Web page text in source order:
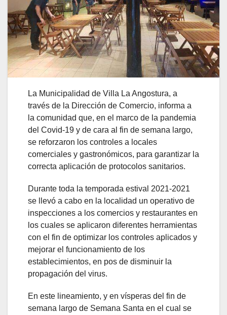
La Municipalidad de Villa La Angostura, a
través de la Dirección de Comercio, informa a
la comunidad que, en el marco de la pandemia
del Covid-19 y de cara al fin de semana largo,
se reforzaron los controles a locales
comerciales y gastronómicos, para garantizar la
correcta aplicación de protocolos sanitarios.
Durante toda la temporada estival 2021-2021
se llevó a cabo en la localidad un operativo de
inspecciones a los comercios y restaurantes en
los cuales se aplicaron diferentes herramientas
con el fin de optimizar los controles aplicados y
mejorar el funcionamiento de los
establecimientos, en pos de disminuir la
propagación del virus.
En este lineamiento, y en vísperas del fin de
semana largo de Semana Santa en el cual se